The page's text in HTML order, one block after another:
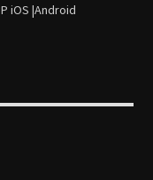
iOS |Android